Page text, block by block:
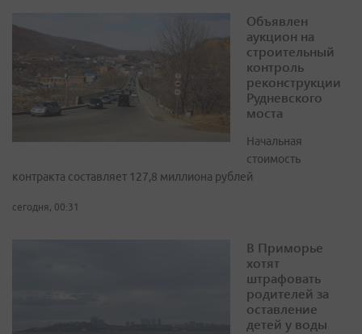
Объявлен
аукцион на
строительный
контроль
реконструкции
Рудневского
моста
Начальная
стоимость
контракта составляет 127,8 миллиона рублей
сегодня, 00:31
В Приморье
хотят
штрафовать
родителей за
оставление
детей у воды